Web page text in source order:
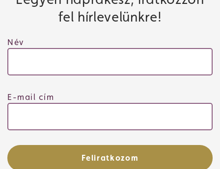
fel hírlevelünkre!
Név
E-mail cím
Feliratkozom